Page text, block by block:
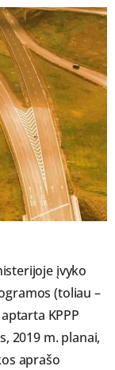
įvyko
(toliau –
KPPP
2019 m. planai,
aprašo